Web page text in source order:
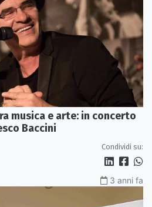
musica e arte: in concerto
Baccini
Condividi su:
3 anni fa